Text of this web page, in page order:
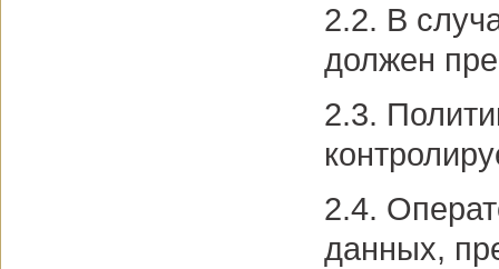
2.2. В
должен
2.3.
2.4.
данных,